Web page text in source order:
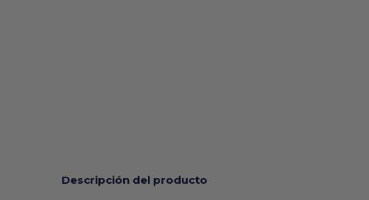
Descripción del producto